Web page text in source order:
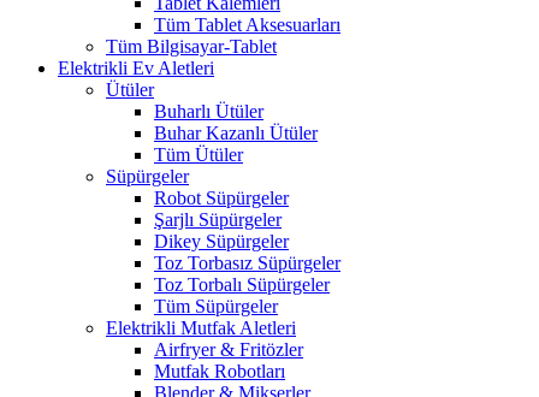
Tüm Tablet Aksesuarları
Tüm Bilgisayar-Tablet
Elektrikli Ev Aletleri
Ütüler
Buharlı Ütüler
Buhar Kazanlı Ütüler
Tüm Ütüler
Süpürgeler
Robot Süpürgeler
Şarjlı Süpürgeler
Dikey Süpürgeler
Toz Torbasız Süpürgeler
Toz Torbalı Süpürgeler
Tüm Süpürgeler
Elektrikli Mutfak Aletleri
Airfryer & Fritözler
Mutfak Robotları
Blender & Mikserler